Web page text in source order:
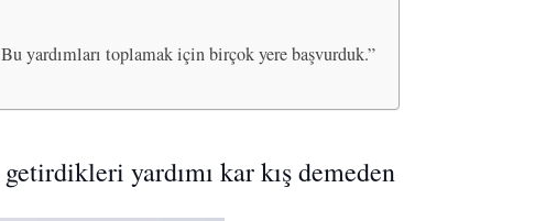
yardımları toplamak için birçok yere başvurduk.”
yardımı kar kış demeden